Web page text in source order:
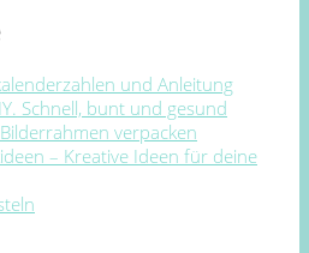
und Anleitung
Schnell, bunt und gesund
verpacken
– Kreative Ideen für deine